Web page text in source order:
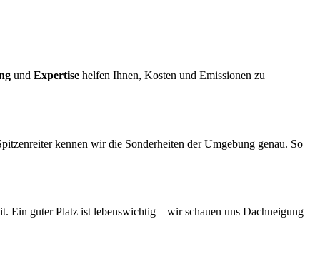
und Expertise helfen Ihnen, Kosten und Emissionen zu
kennen wir die Sonderheiten der Umgebung genau. So
Ein guter Platz ist lebenswichtig – wir schauen uns Dachneigung